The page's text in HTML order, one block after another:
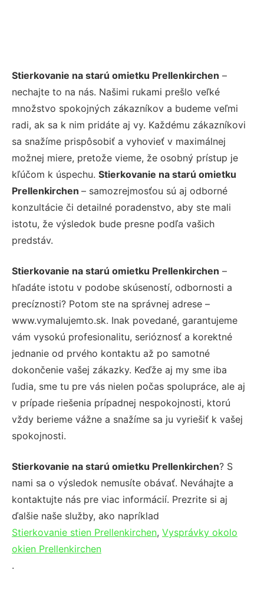
Stierkovanie na starú omietku Prellenkirchen –
nechajte to na nás. Našimi rukami prešlo veľké
množstvo spokojných zákazníkov a budeme veľmi
radi, ak sa k nim pridáte aj vy. Každému zákazníkovi
sa snažíme prispôsobiť a vyhovieť v maximálnej
možnej miere, pretože vieme, že osobný prístup je
kľúčom k úspechu. Stierkovanie na starú omietku
Prellenkirchen – samozrejmosťou sú aj odborné
konzultácie či detailné poradenstvo, aby ste mali
istotu, že výsledok bude presne podľa vašich
predstáv.
Stierkovanie na starú omietku Prellenkirchen –
hľadáte istotu v podobe skúseností, odbornosti a
precíznosti? Potom ste na správnej adrese –
www.vymalujemto.sk. Inak povedané, garantujeme
vám vysokú profesionalitu, serióznosť a korektné
jednanie od prvého kontaktu až po samotné
dokončenie vašej zákazky. Keďže aj my sme iba
ľudia, sme tu pre vás nielen počas spolupráce, ale aj
v prípade riešenia prípadnej nespokojnosti, ktorú
vždy berieme vážne a snažíme sa ju vyriešiť k vašej
spokojnosti.
Stierkovanie na starú omietku Prellenkirchen? S
nami sa o výsledok nemusíte obávať. Neváhajte a
kontaktujte nás pre viac informácií. Prezrite si aj
ďalšie naše služby, ako napríklad
Stierkovanie stien Prellenkirchen, Vysprávky okolo
okien Prellenkirchen
.